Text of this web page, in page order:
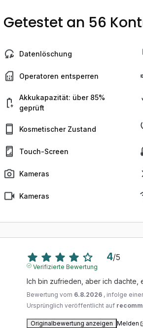
Getestet an 56
Datenlöschung
Operatoren entsperren
Akkukapazität: über 85%
geprüft
Kosmetischer Zustand
Touch-Screen
Kameras
Kameras
4/5
Verifizierte Bewertung
Ich bin zufrieden, aber ich dachte,
Bewertung vom 6.8.2026 , infolge
Ursprünglich veröffentlicht auf
Originalbewertung anzeigen Melden